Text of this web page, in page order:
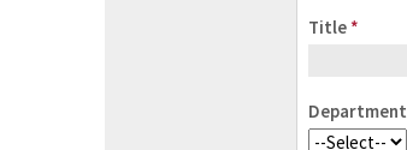
Title *
Department